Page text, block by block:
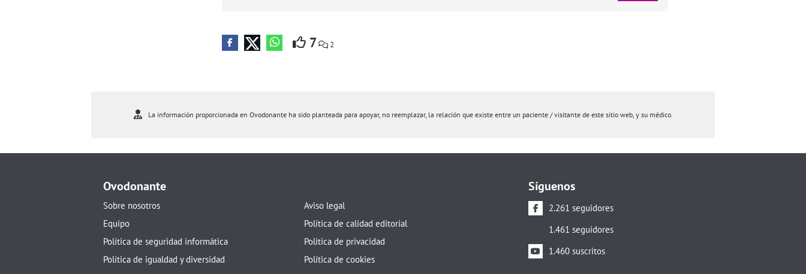
7 2
La información proporcionada en Ovodonante ha sido planteada para apoyar, no reemplazar, la relación que existe entre un paciente / visitante de este sitio web, y su médico.
Ovodonante
Sobre nosotros
Equipo
Política de seguridad informática
Política de igualdad y diversidad
Aviso legal
Política de calidad editorial
Politica de privacidad
Política de cookies
Síguenos
2.261 seguidores
1.461 seguidores
1.460 suscritos